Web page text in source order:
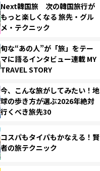
Next韓国旅 次の韓国旅行が
もっと楽しくなる 旅先・グル
メ・テクニック
旬な“あの人”が「旅」をテー
マに語るインタビュー連載 MY
TRAVEL STORY
今、こんな旅がしてみたい！地
球の歩き方が選ぶ2026年絶対
行くべき旅先30
コスパもタイパもかなえる！賢
者の旅テクニック